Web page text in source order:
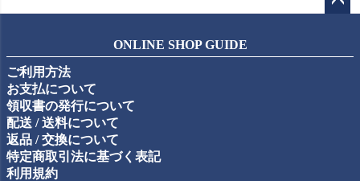
ップ
ONLINE SHOP GUIDE
ご利用方法
お支払について
領収書の発行について
配送 / 送料について
返品 / 交換について
特定商取引法に基づく表記
利用規約